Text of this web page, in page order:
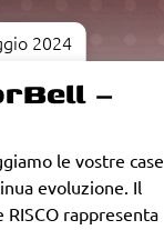
2024
–
le vostre case
evoluzione. Il
rappresenta